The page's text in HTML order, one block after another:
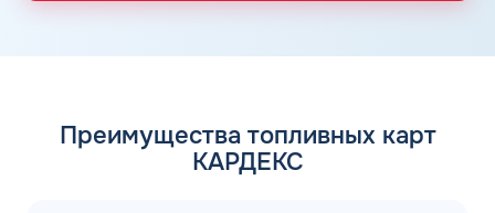
Преимущества топливных карт
КАРДЕКС